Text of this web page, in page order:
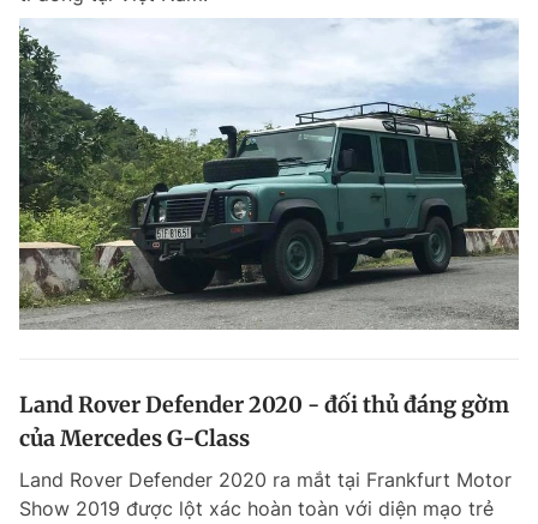
Land Rover Defender 2020 - đối thủ đáng gờm
của Mercedes G-Class
Land Rover Defender 2020 ra mắt tại Frankfurt Motor
Show 2019 được lột xác hoàn toàn với diện mạo trẻ